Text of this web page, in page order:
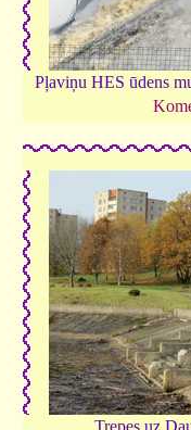
Pļaviņu HES ūdens